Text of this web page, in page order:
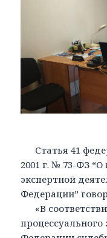
Статья 41
2001 г. № 73-ФЗ
экспертной
Федерации”
«В
процессуального